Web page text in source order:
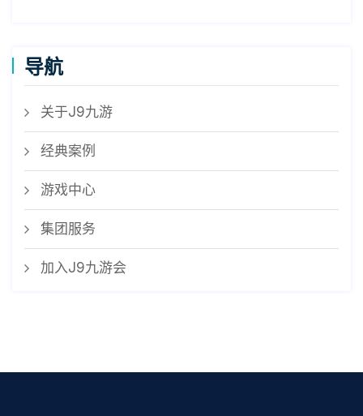
导航
关于J9九游
经典案例
游戏中心
集团服务
加入J9九游会